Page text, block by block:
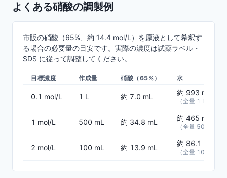
よくある硝酸の調製例
市販の硝酸（65%、約 14.4 mol/L）を原液として希釈す
る場合の必要量の目安です。実際の濃度は試薬ラベル・
SDS に従って調整してください。
目標濃度 作成量 硝酸（65%） 水
0.1 mol/L 1 L 約 7.0 mL 約 993 mL
（全量 1 L に調整
1 mol/L 500 mL 約 34.8 mL 約 465 mL
（全量 500 mL
2 mol/L 100 mL 約 13.9 mL 約 86.1 mL
（全量 100 mL